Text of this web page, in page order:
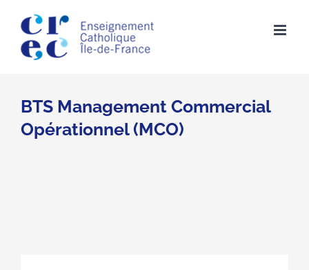
content
BTS Management Commercial
Opérationnel (MCO)